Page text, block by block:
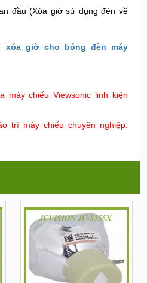
đầu (Xóa giờ sử dụng đèn về
xóa giờ cho bóng đèn máy
máy chiếu Viewsonic linh kiện
trì máy chiếu chuyên nghiệp: